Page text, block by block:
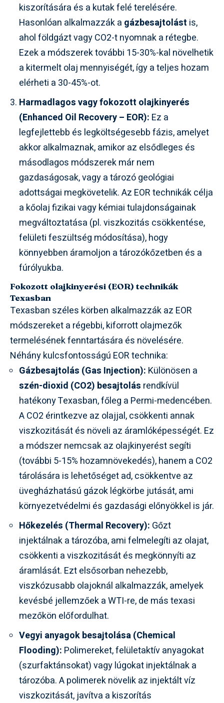
kiszorítására és a kutak felé terelésére.
Hasonlóan alkalmazzák a gázbesajtolást is,
ahol földgázt vagy CO2-t nyomnak a rétegbe.
Ezek a módszerek további 15-30%-kal növelhetik
a kitermelt olaj mennyiségét, így a teljes hozam
elérheti a 30-45%-ot.
Harmadlagos vagy fokozott olajkinyerés
(Enhanced Oil Recovery – EOR): Ez a
legfejlettebb és legköltségesebb fázis, amelyet
akkor alkalmaznak, amikor az elsődleges és
másodlagos módszerek már nem
gazdaságosak, vagy a tározó geológiai
adottságai megkövetelik. Az EOR technikák célja
a kőolaj fizikai vagy kémiai tulajdonságainak
megváltoztatása (pl. viszkozitás csökkentése,
felületi feszültség módosítása), hogy
könnyebben áramoljon a tározókőzetben és a
fúrólyukba.
Fokozott olajkinyerési (EOR) technikák
Texasban
Texasban széles körben alkalmazzák az EOR
módszereket a régebbi, kiforrott olajmezők
termelésének fenntartására és növelésére.
Néhány kulcsfontosságú EOR technika:
Gázbesajtolás (Gas Injection): Különösen a
szén-dioxid (CO2) besajtolás rendkívül
hatékony Texasban, főleg a Permi-medencében.
A CO2 érintkezve az olajjal, csökkenti annak
viszkozitását és növeli az áramlóképességét. Ez
a módszer nemcsak az olajkinyerést segíti
(további 5-15% hozamnövekedés), hanem a CO2
tárolására is lehetőséget ad, csökkentve az
üvegházhatású gázok légkörbe jutását, ami
környezetvédelmi és gazdasági előnyökkel is jár.
Hőkezelés (Thermal Recovery): Gőzt
injektálnak a tározóba, ami felmelegíti az olajat,
csökkenti a viszkozitását és megkönnyíti az
áramlását. Ezt elsősorban nehezebb,
viszkózusabb olajoknál alkalmazzák, amelyek
kevésbé jellemzőek a WTI-re, de más texasi
mezőkön előfordulhat.
Vegyi anyagok besajtolása (Chemical
Flooding): Polimereket, felületaktív anyagokat
(szurfaktánsokat) vagy lúgokat injektálnak a
tározóba. A polimerek növelik az injektált víz
viszkozitását, javítva a kiszorítás